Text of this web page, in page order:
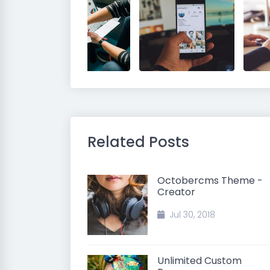
Related Posts
Octobercms Theme -
Creator
Jul 30, 2018
Unlimited Custom